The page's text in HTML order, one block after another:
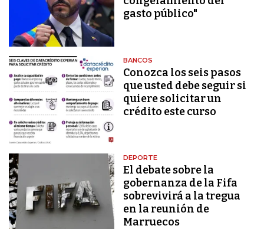
gasto público"
BANCOS
Conozca los seis pasos
que usted debe seguir si
quiere solicitar un
crédito este curso
DEPORTE
El debate sobre la
gobernanza de la Fifa
sobrevivirá a la tregua
en la reunión de
Marruecos